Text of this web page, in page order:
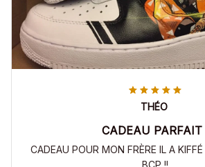
THÉO
CADEAU PARFAIT
CADEAU POUR MON FRÈRE IL A